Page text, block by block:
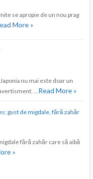
se apropie de un nou prag
More »
nu mai este doar un
…Read More »
gust de migdale, fără zahăr
fără zahăr care să aibă
»